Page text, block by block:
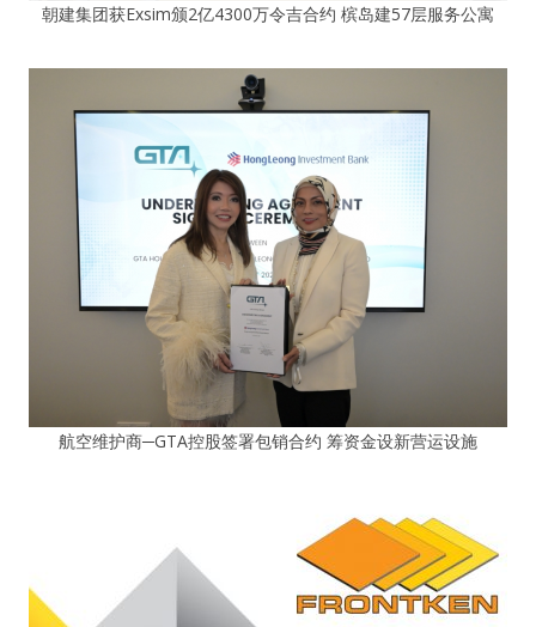
朝建集团获Exsim颁2亿4300万令吉合约 槟岛建57层服务公寓
航空维护商─GTA控股签署包销合约 筹资金设新营运设施